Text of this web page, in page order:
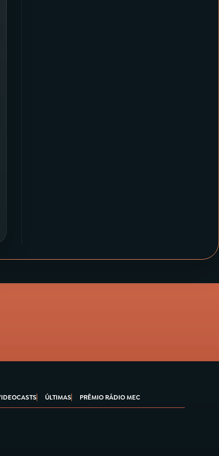
ÚLTIMAS PRÊMIO RÁDIO MEC